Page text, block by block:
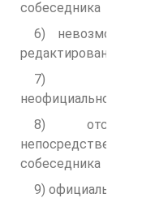
со­беседника
6)
редактирования
7)
неофициальность
8)
собеседника
9)